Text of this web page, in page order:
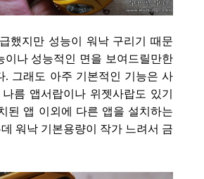
했지만 성능이 워낙 구리기 때문
이나 성능적인 면을 보여드릴만한
. 그래도 아주 기본적인 기능은 사
름 앱서랍이나 위젯사랍도 있기
된 앱 이외에 다른 앱을 설치하는
워낙 기본용량이 작가 느려서 금